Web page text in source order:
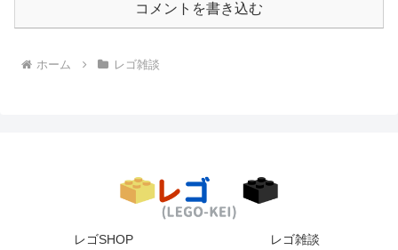
コメントを書き込む
ホーム レゴ雑談
レゴSHOP
レゴ雑談